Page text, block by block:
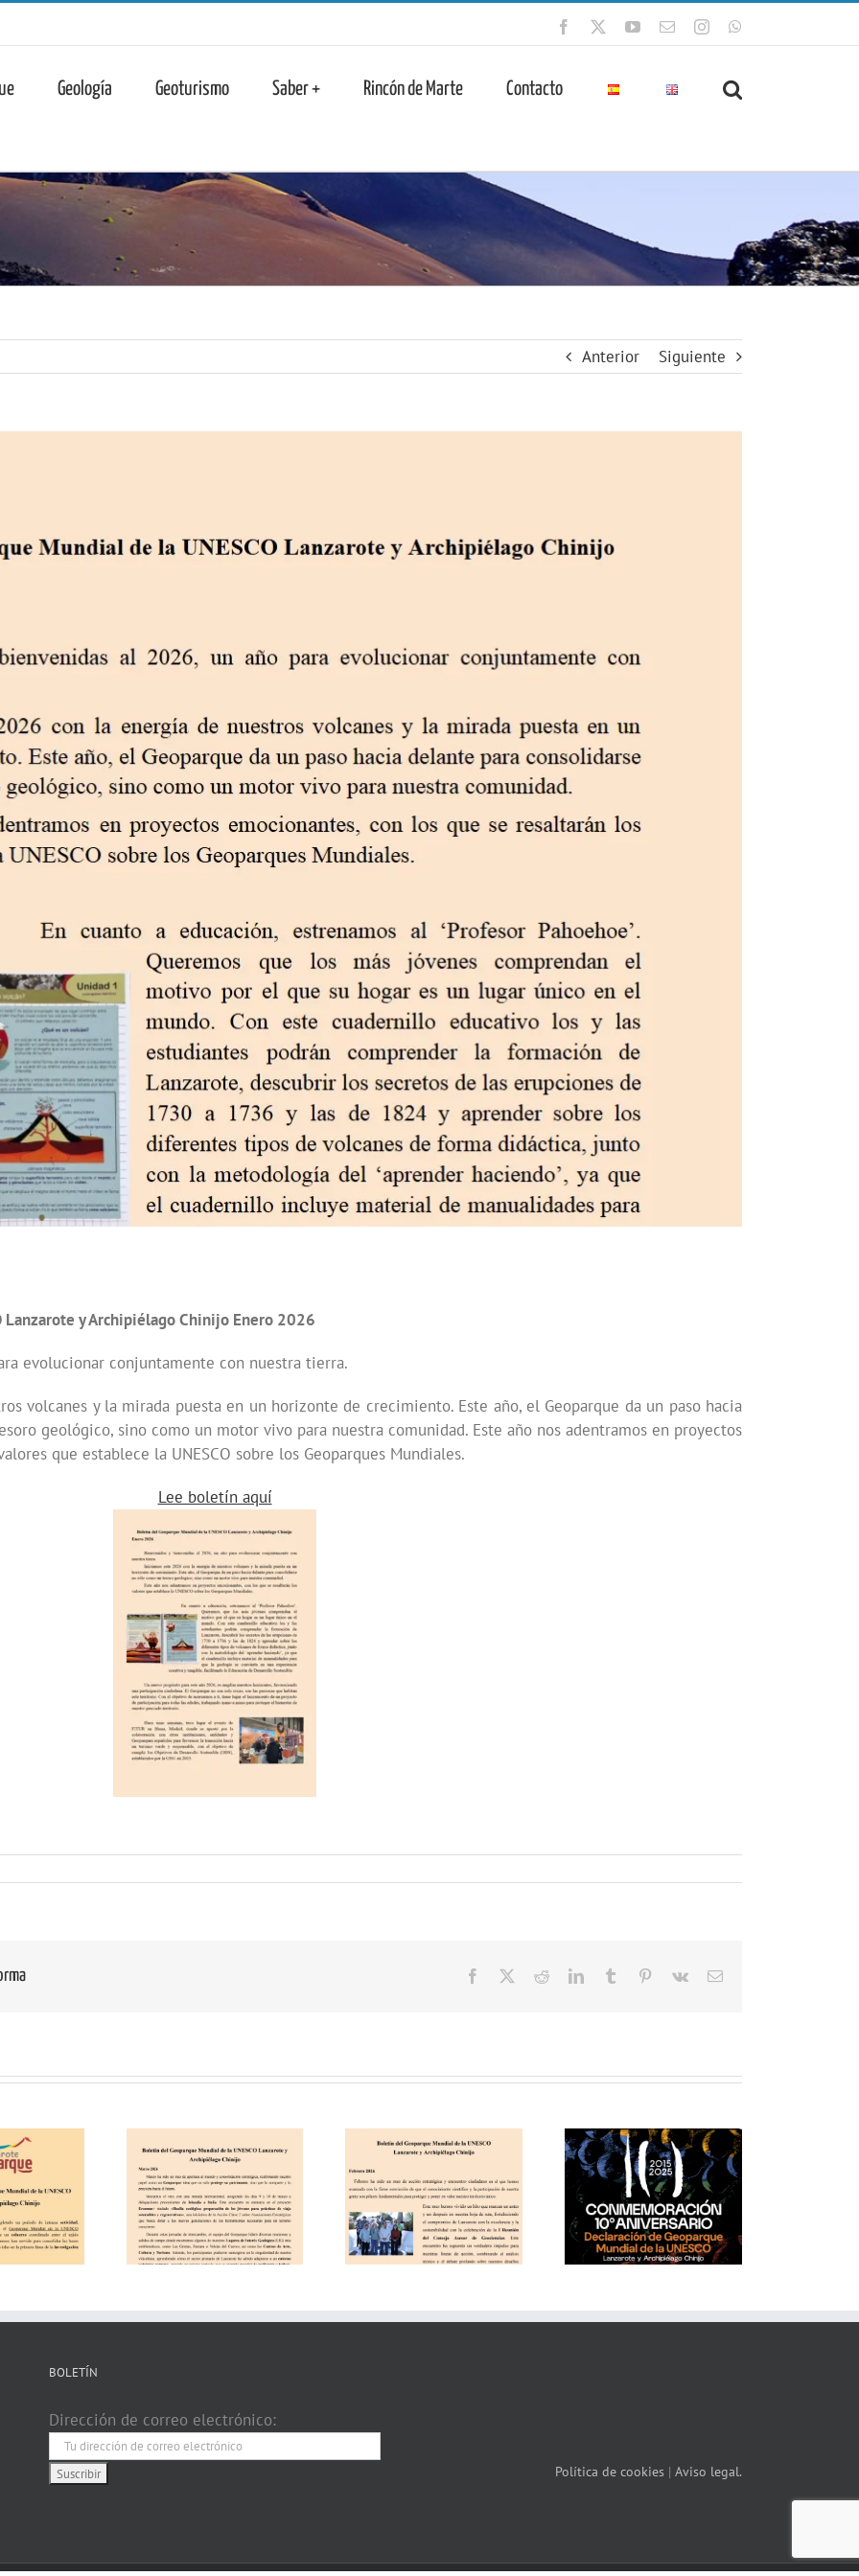
Facebook YouTube
CorreoInstagram
Geología Geoturismo Saber + Rincón de Marte Contacto
Anterior Siguiente
y Archipiélago Chinijo Enero 2026
evolucionar conjuntamente con nuestra tierra.
volcanes y la mirada puesta en un horizonte de crecimiento. Este año, el Geoparque da un paso hacia
geológico, sino como un motor vivo para nuestra comunidad. Este año nos adentramos en proyectos
que establece la UNESCO sobre los Geoparques Mundiales.
Lee boletín aquí
Facebook RedditLinkedInTumblr Pinterest
Vk
Correo
Marzo 2026 Boletín Febrero 2026 Boletín #2 – 2025 Boletín Junio y Julio
BOLETÍN
Dirección de correo electrónico:
Política de cookies | Aviso legal.